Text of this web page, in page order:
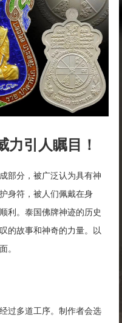
力引人瞩目！
部分，被广泛认为具有神
身符，被人们佩戴在身
利。泰国佛牌神迹的历史
的故事和神奇的力量。以
。
过多道工序。制作者会选